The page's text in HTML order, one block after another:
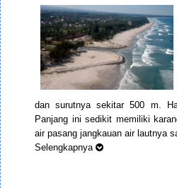
dan surutnya sekitar 500 m.
Panjang ini sedikit memiliki
air pasang jangkauan air lautnya
Selengkapnya